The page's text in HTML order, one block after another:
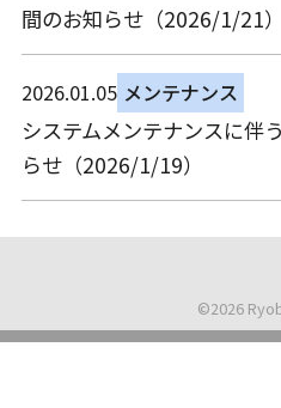
間のお知らせ（2026/1/21）
2026.01.05 メンテナンス
システムメンテナンスに伴
らせ（2026/1/19）
©2026